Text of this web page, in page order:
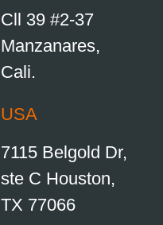
Cll 39 #2-37
Manzanares,
Cali.
USA
7115 Belgold Dr,
ste C Houston,
TX 77066